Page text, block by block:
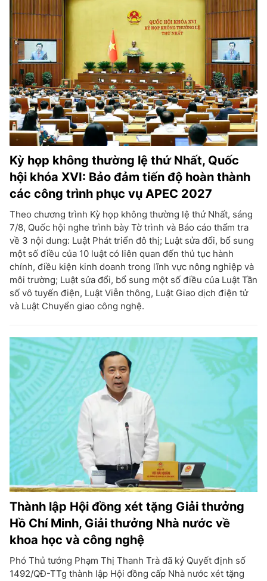
Kỳ họp không thường lệ thứ Nhất, Quốc
hội khóa XVI: Bảo đảm tiến độ hoàn thành
các công trình phục vụ APEC 2027
Theo chương trình Kỳ họp không thường lệ thứ Nhất, sáng
7/8, Quốc hội nghe trình bày Tờ trình và Báo cáo thẩm tra
về 3 nội dung: Luật Phát triển đô thị; Luật sửa đổi, bổ sung
một số điều của 10 luật có liên quan đến thủ tục hành
chính, điều kiện kinh doanh trong lĩnh vực nông nghiệp và
môi trường; Luật sửa đổi, bổ sung một số điều của Luật Tần
số vô tuyến điện, Luật Viễn thông, Luật Giao dịch điện tử
và Luật Chuyển giao công nghệ.
Thành lập Hội đồng xét tặng Giải thưởng
Hồ Chí Minh, Giải thưởng Nhà nước về
khoa học và công nghệ
Phó Thủ tướng Phạm Thị Thanh Trà đã ký Quyết định số
1492/QĐ-TTg thành lập Hội đồng cấp Nhà nước xét tặng